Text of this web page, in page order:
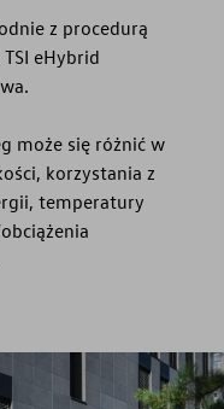
z procedurą
eHybrid
może się różnić w
korzystania z
temperatury